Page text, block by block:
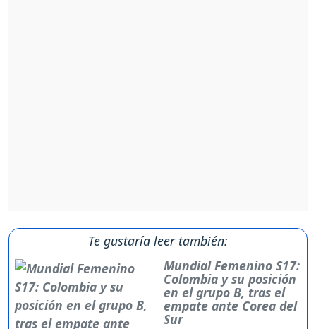
Te gustaría leer también:
Mundial Femenino S17:
Colombia y su posición
en el grupo B, tras el
empate ante Corea del
Sur